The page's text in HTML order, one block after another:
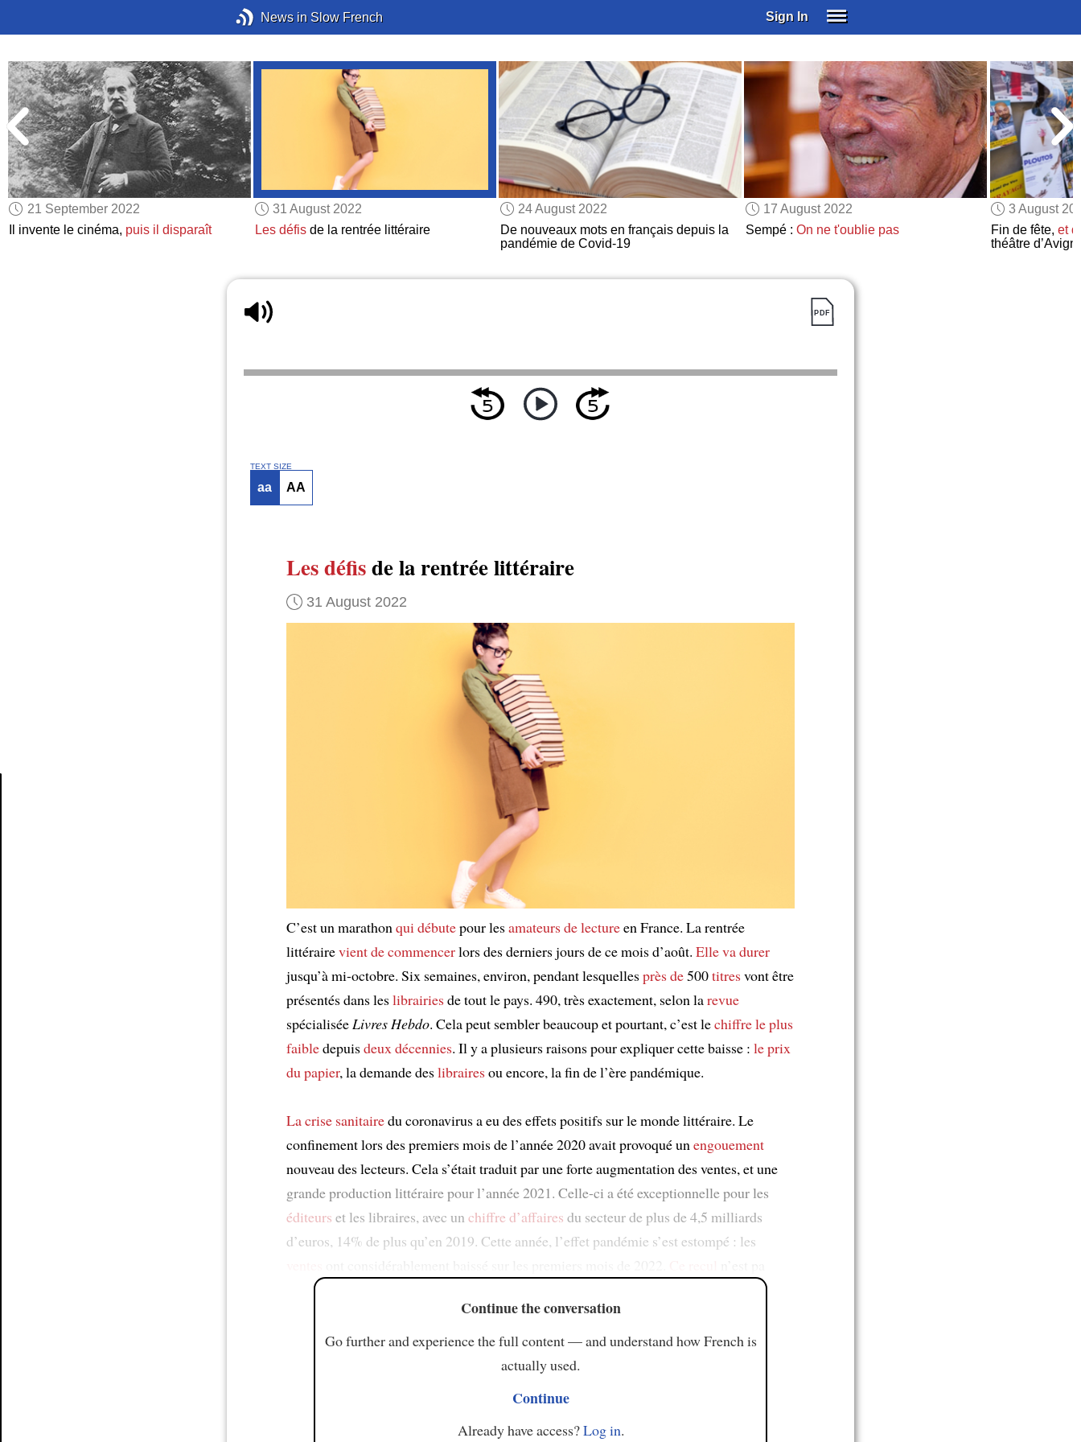
News in Slow French Sign In
SUBSCRIBE
EDUCATIONAL LICENSES
GIFT CARDS
OTHER LANGUAGES
ABOUT US
ALEXA
ADJUST COLORS
21 September 2022
Il invente le cinéma, puis il disparaît
31 August 2022
Les défisde la rentrée littéraire
24 August 2022
De nouveaux mots en français depuis la
pandémie de Covid-19
17 August 2022
Sempé : On ne t'oublie pas
3 August
Fin de fête,et
théâtre
TEXT SIZE
aa AA
Les défisde la rentrée littéraire
31 August 2022
C’est un marathon qui débutepour lesamateursde lectureen France. La rentrée
littérairevient de commencerlors des derniers jours de ce mois d’août. Elle va durer
jusqu’à mi-octobre. Six semaines, environ, pendant lesquellesprès de500titresvont être
présentés dans leslibrairiesde tout le pays. 490, très exactement, selon larevue
spécialisée Livres Hebdo. Cela peut sembler beaucoup et pourtant, c’est lechiffre le plus
faibledepuisdeux décennies. Il y a plusieurs raisons pour expliquer cette baisse : le prix
du papier, la demande deslibrairesou encore, la fin de l’ère pandémique.
La crise sanitairedu coronavirus a eu des effets positifs sur le monde littéraire. Le
confinement lors des premiers mois de l’année 2020 avait provoqué un engouement
nouveau des lecteurs. Cela s’était traduit par une forte augmentation des ventes, et une
grande production littéraire pour l’année 2021. Celle-ci a été exceptionnelle pour les
éditeurs et les libraires, avec un chiffre d’affaires du secteur de plus de 4,5 milliards
d’euros, 14% de plus qu’en 2019. Cette année, l’effet pandémie s’est estompé : les
Continue the conversation
Go further and experience the full content — and understand how French is
actually used.
Continue
Already have access?Log in.